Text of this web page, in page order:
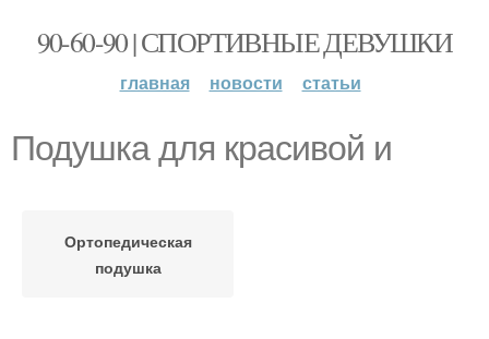
90-60-90 | СПОРТИВНЫЕ ДЕВУШКИ
главная новости статьи
Подушка для красивой и
Ортопедическая
подушка